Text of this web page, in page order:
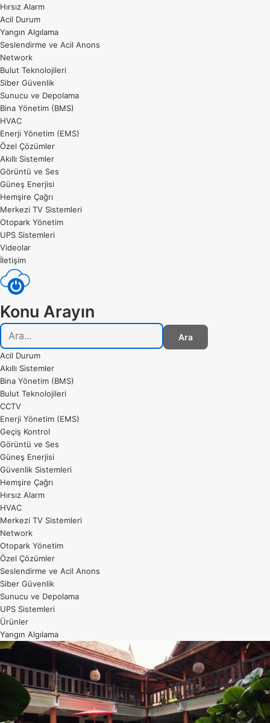
Hırsız Alarm
Acil Durum
Yangın Algılama
Seslendirme ve Acil Anons
Network
Bulut Teknolojileri
Siber Güvenlik
Sunucu ve Depolama
Bina Yönetim (BMS)
HVAC
Enerji Yönetim (EMS)
Özel Çözümler
Akıllı Sistemler
Görüntü ve Ses
Güneş Enerjisi
Hemşire Çağrı
Merkezi TV Sistemleri
Otopark Yönetim
UPS Sistemleri
Videolar
İletişim
Konu Arayın
Ara
Acil Durum
Akıllı Sistemler
Bina Yönetim (BMS)
Bulut Teknolojileri
CCTV
Enerji Yönetim (EMS)
Geçiş Kontrol
Görüntü ve Ses
Güneş Enerjisi
Güvenlik Sistemleri
Hemşire Çağrı
Hırsız Alarm
HVAC
Merkezi TV Sistemleri
Network
Otopark Yönetim
Özel Çözümler
Seslendirme ve Acil Anons
Siber Güvenlik
Sunucu ve Depolama
UPS Sistemleri
Ürünler
Yangın Algılama